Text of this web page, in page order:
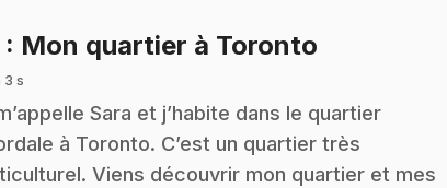
: Mon quartier à Toronto
3 s
Sara et j’habite dans le quartier
à Toronto. C’est un quartier très
Viens découvrir mon quartier et mes